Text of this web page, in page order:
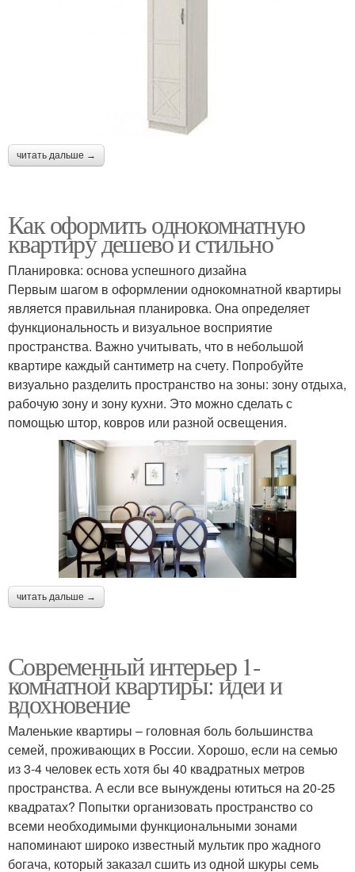
читать дальше →
Как оформить однокомнатную
квартиру дешево и стильно
Планировка: основа успешного дизайна
Первым шагом в оформлении однокомнатной квартиры
является правильная планировка. Она определяет
функциональность и визуальное восприятие
пространства. Важно учитывать, что в небольшой
квартире каждый сантиметр на счету. Попробуйте
визуально разделить пространство на зоны: зону отдыха,
рабочую зону и зону кухни. Это можно сделать с
помощью штор, ковров или разной освещения.
читать дальше →
Современный интерьер 1-
комнатной квартиры: идеи и
вдохновение
Маленькие квартиры – головная боль большинства
семей, проживающих в России. Хорошо, если на семью
из 3-4 человек есть хотя бы 40 квадратных метров
пространства. А если все вынуждены ютиться на 20-25
квадратах? Попытки организовать пространство со
всеми необходимыми функциональными зонами
напоминают широко известный мультик про жадного
богача, который заказал сшить из одной шкуры семь